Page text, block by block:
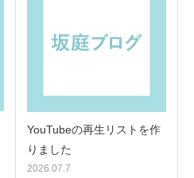
YouTubeの再生リストを作
りました
2026.07.7